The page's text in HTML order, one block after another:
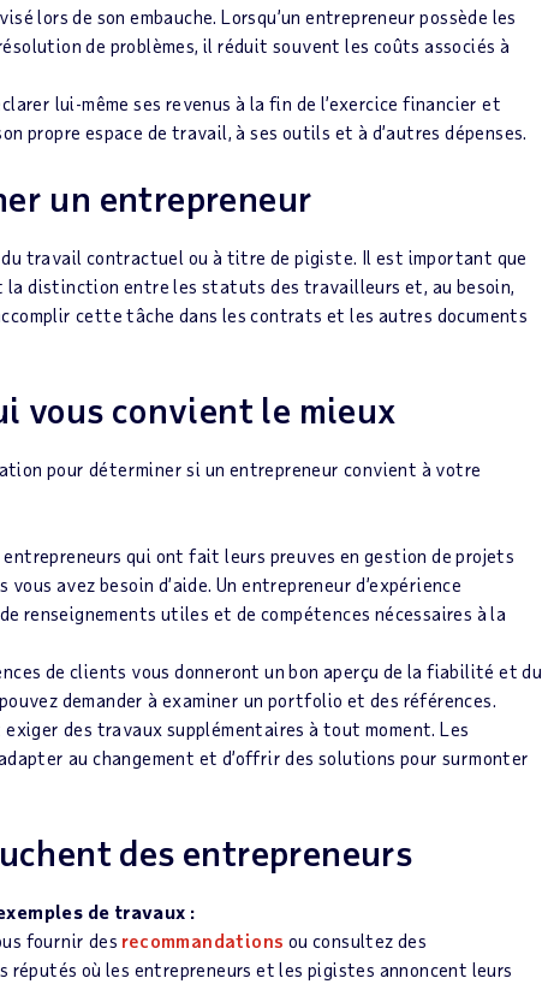
lors de son embauche. Lorsqu’un entrepreneur possède les
de problèmes, il réduit souvent les coûts associés à
lui-même ses revenus à la fin de l’exercice financier et
propre espace de travail, à ses outils et à d’autres dépenses.
un entrepreneur
travail contractuel ou à titre de pigiste. Il est important que
la distinction entre les statuts des travailleurs et, au besoin,
cette tâche dans les contrats et les autres documents
vous convient le mieux
pour déterminer si un entrepreneur convient à votre
entrepreneurs qui ont fait leurs preuves en gestion de projets
avez besoin d’aide. Un entrepreneur d’expérience
renseignements utiles et de compétences nécessaires à la
de clients vous donneront un bon aperçu de la fiabilité et du
demander à examiner un portfolio et des références.
des travaux supplémentaires à tout moment. Les
au changement et d’offrir des solutions pour surmonter
des entrepreneurs
de travaux :
fournir des recommandations ou consultez des
réputés où les entrepreneurs et les pigistes annoncent leurs